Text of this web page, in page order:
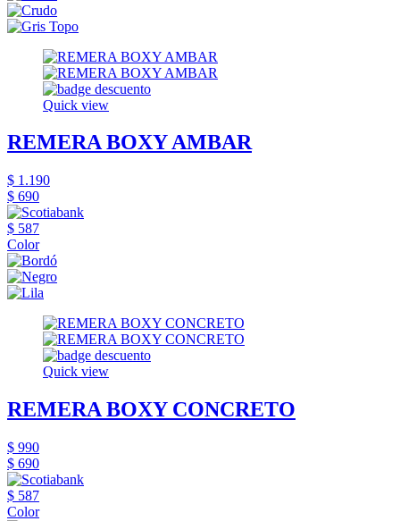
Quick view
REMERA BOXY AMBAR
$ 1.190
$ 690
$ 587
Color
Quick view
REMERA BOXY CONCRETO
$ 990
$ 690
$ 587
Color